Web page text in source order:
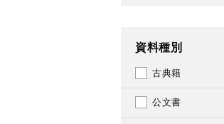
資料種別
古典籍
公文書